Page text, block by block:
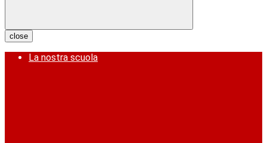
close
La nostra scuola